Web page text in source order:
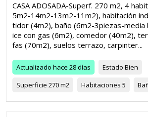
CASA ADOSADA-Superf. 270 m2, 4
5m2-14m2-13m2-11m2), habitación
tidor (4m2), baño (6m2-3piezas-media
ice con gas (6m2), comedor (40m2),
fas (70m2), suelos terrazo, carpinter...
Actualizado hace 28 días Estado Bien
Superficie 270 m2 Habitaciones 5